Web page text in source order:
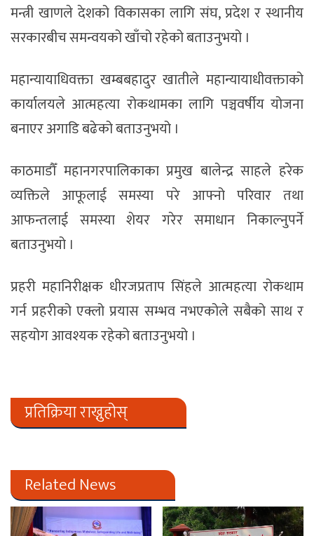
मन्त्री खाणले देशको विकासका लागि संघ, प्रदेश र स्थानीय
सरकारबीच समन्वयको खाँचो रहेको बताउनुभयो ।
महान्यायाधिवक्ता खम्बबहादुर खातीले महान्यायाधीवक्ताको
कार्यालयले आत्महत्या रोकथामका लागि पञ्चवर्षीय योजना
बनाएर अगाडि बढेको बताउनुभयो ।
काठमाडौँ महानगरपालिकाका प्रमुख बालेन्द्र साहले हरेक
व्यक्तिले आफूलाई समस्या परे आफ्नो परिवार तथा
आफन्तलाई समस्या शेयर गरेर समाधान निकाल्नुपर्ने
बताउनुभयो ।
प्रहरी महानिरीक्षक धीरजप्रताप सिंहले आत्महत्या रोकथाम
गर्न प्रहरीको एक्लो प्रयास सम्भव नभएकोले सबैको साथ र
सहयोग आवश्यक रहेको बताउनुभयो ।
प्रतिक्रिया राख्नुहोस्
Related News